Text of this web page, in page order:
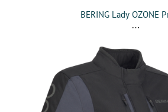
BERING Lady OZONE